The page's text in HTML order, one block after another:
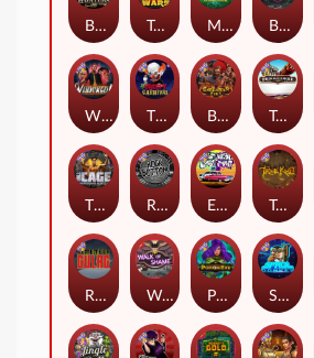
Tsar Wars
Rock Bottom
The Cage
Space Donkey
Bounty Hunters xNudge® Benji Killed in Vegas
Barbarian Fury
Poison Eve
Mayan Magic Wildfire
Tombstone
East Coast Vs West Coast
The Creepy Carnival
Whacked
Walk of Shame
Remember Gulag
True kult